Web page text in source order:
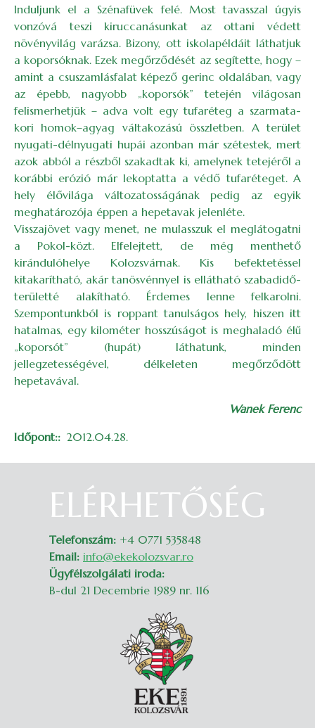
Induljunk el a Szénafüvek felé. Most tavasszal úgyis
vonzóvá teszi kiruccanásunkat az ottani védett
növényvilág varázsa. Bizony, ott iskolapéldáit láthatjuk
a koporsóknak. Ezek megőrződését az segítette, hogy –
amint a csuszamlásfalat képező gerinc oldalában, vagy
az épebb, nagyobb „koporsók” tetején világosan
felismerhetjük – adva volt egy tufaréteg a szarmata-
kori homok–agyag váltakozású összletben. A terület
nyugati-délnyugati hupái azonban már szétestek, mert
azok abból a részből szakadtak ki, amelynek tetejéről a
korábbi erózió már lekoptatta a védő tufaréteget. A
hely élővilága változatosságának pedig az egyik
meghatározója éppen a hepetavak jelenléte.
Visszajövet vagy menet, ne mulasszuk el meglátogatni
a Pokol-közt. Elfelejtett, de még menthető
kirándulóhelye Kolozsvárnak. Kis befektetéssel
kitakarítható, akár tanösvénnyel is ellátható szabadidő-
területté alakítható. Érdemes lenne felkarolni.
Szempontunkból is roppant tanulságos hely, hiszen itt
hatalmas, egy kilométer hosszúságot is meghaladó élű
„koporsót” (hupát) láthatunk, minden
jellegzetességével, délkeleten megőrződött
hepetavával.
Wanek Ferenc
Időpont:
2012.04.28.
ELÉRHETŐSÉG
Telefonszám: +4 0771 535848
Email: info@ekekolozsvar.ro
Ügyfélszolgálati iroda:
B-dul 21 Decembrie 1989 nr. 116